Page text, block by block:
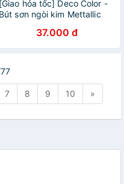
[Giao hỏa tốc] Deco Color -
Bút sơn ngòi kim Mettallic
Marvy 120 130 140
37.000 đ
7 8 9 10 »